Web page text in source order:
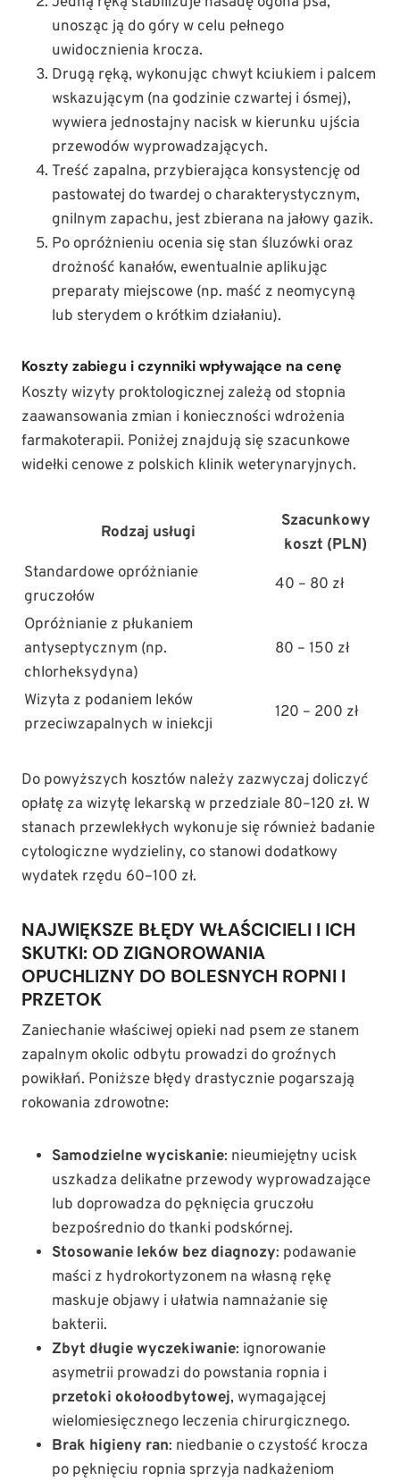
unosząc ją do góry w celu pełnego
uwidocznienia krocza.
Drugą ręką, wykonując chwyt kciukiem i palcem
wskazującym (na godzinie czwartej i ósmej),
wywiera jednostajny nacisk w kierunku ujścia
przewodów wyprowadzających.
Treść zapalna, przybierająca konsystencję od
pastowatej do twardej o charakterystycznym,
gnilnym zapachu, jest zbierana na jałowy gazik.
Po opróżnieniu ocenia się stan śluzówki oraz
drożność kanałów, ewentualnie aplikując
preparaty miejscowe (np. maść z neomycyną
lub sterydem o krótkim działaniu).
Koszty zabiegu i czynniki wpływające na cenę
Koszty wizyty proktologicznej zależą od stopnia
zaawansowania zmian i konieczności wdrożenia
farmakoterapii. Poniżej znajdują się szacunkowe
widełki cenowe z polskich klinik weterynaryjnych.
Rodzaj usługi
Szacunkowy
koszt (PLN)
Standardowe opróżnianie
gruczołów
40 – 80 zł
Opróżnianie z płukaniem
antyseptycznym (np.
chlorheksydyna)
80 – 150 zł
Wizyta z podaniem leków
przeciwzapalnych w iniekcji
120 – 200 zł
Do powyższych kosztów należy zazwyczaj doliczyć
opłatę za wizytę lekarską w przedziale 80–120 zł. W
stanach przewlekłych wykonuje się również badanie
cytologiczne wydzieliny, co stanowi dodatkowy
wydatek rzędu 60–100 zł.
NAJWIĘKSZE BŁĘDY WŁAŚCICIELI I ICH
SKUTKI: OD ZIGNOROWANIA
OPUCHLIZNY DO BOLESNYCH ROPNI I
PRZETOK
Zaniechanie właściwej opieki nad psem ze stanem
zapalnym okolic odbytu prowadzi do groźnych
powikłań. Poniższe błędy drastycznie pogarszają
rokowania zdrowotne:
Samodzielne wyciskanie: nieumiejętny ucisk
uszkadza delikatne przewody wyprowadzające
lub doprowadza do pęknięcia gruczołu
bezpośrednio do tkanki podskórnej.
Stosowanie leków bez diagnozy: podawanie
maści z hydrokortyzonem na własną rękę
maskuje objawy i ułatwia namnażanie się
bakterii.
Zbyt długie wyczekiwanie: ignorowanie
asymetrii prowadzi do powstania ropnia i
przetoki okołoodbytowej, wymagającej
wielomiesięcznego leczenia chirurgicznego.
Brak higieny ran: niedbanie o czystość krocza
po pęknięciu ropnia sprzyja nadkażeniom